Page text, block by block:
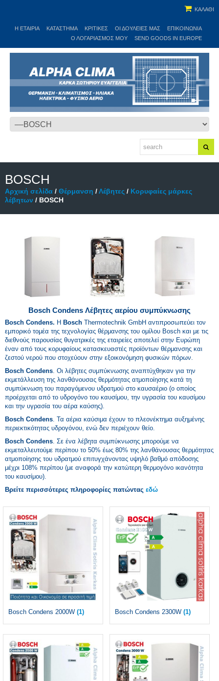
ΚΑΛΑΘΙ
Η ΕΤΑΙΡΊΑ ΚΑΤΆΣΤΗΜΑ ΚΡΙΤΙΚΕΣ ΟΙ ΔΟΥΛΕΙΈΣ ΜΑΣ
ΕΠΙΚΟΙΝΩΝΊΑ
Ο ΛΟΓΑΡΙΑΣΜΌΣ ΜΟΥ
SEND GOODS IN EUROPE
BOSCH
Αρχική σελίδα / Θέρμανση /Λέβητες / Κορυφαίες μάρκες
λέβητων / BOSCH
Bosch Condens Λέβητες αερίου συμπύκνωσης
Bosch Condens. Η Bosch Thermotechnik GmbH αντιπροσωπεύει τον
εμπορικό τομέα της τεχνολογίας θέρμανσης του ομίλου Bosch και με τις
διεθνούς παρουσίας θυγατρικές της εταιρείες αποτελεί στην Ευρώπη
έναν από τους κορυφαίους κατασκευαστές προϊόντων θέρμανσης και
ζεστού νερού που στοχεύουν στην εξοικονόμηση φυσικών πόρων.
Bosch Condens . Οι λέβητες συμπύκνωσης αναπτύχθηκαν για την
εκμετάλλευση της λανθάνουσας θερμότητας ατμοποίησης κατά τη
συμπύκνωση του παραγόμενου υδρατμού στο καυσαέριο (ο οποίος
προέρχεται από το υδρογόνο του καυσίμου, την υγρασία του καυσίμου
και την υγρασία του αέρα καύσης).
Bosch Condens . Τα αέρια καύσιμα έχουν το πλεονέκτημα αυξημένης
περιεκτικότητας υδρογόνου, ενώ δεν περιέχουν θείο.
Bosch Condens . Σε ένα λέβητα συμπύκνωσης μπορούμε να
εκμεταλλευτούμε περίπου το 50% έως 80% της λανθάνουσας θερμότητας
ατμοποίησης του υδρατμού επιτυγχάνοντας υψηλό βαθμό απόδοσης
μέχρι 108% περίπου (με αναφορά την κατώτερη θερμογόνο ικανότητα
του καυσίμου).
Βρείτε περισσότερες πληροφορίες πατώντας εδώ
Bosch Condens 2000W (1) Bosch Condens 2300W (1)